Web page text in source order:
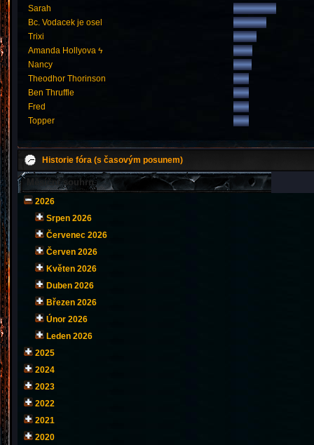
Sarah
Bc. Vodacek je osel
Trixi
Amanda Hollyova ϟ
Nancy
Theodhor Thorinson
Ben Thruffle
Fred
Topper
Historie fóra (s časovým posunem)
Měsíční souhrn
2026
Srpen 2026
Červenec 2026
Červen 2026
Květen 2026
Duben 2026
Březen 2026
Únor 2026
Leden 2026
2025
2024
2023
2022
2021
2020